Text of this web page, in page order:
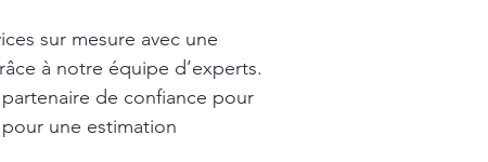
sur mesure avec une
à notre équipe d’experts.
de confiance pour
une estimation